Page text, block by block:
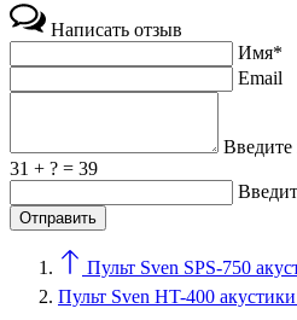
Написать отзыв
Имя*
Email
31 + ? = 39
Пульт Sven SPS-750
Пульт Sven HT-400